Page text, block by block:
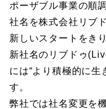
ポーザブル事業の順
社名を株式会社リブ
新しいスタートをき
新社名のリブドゥ
には“より積極的に生
す。
弊社では社名変更を